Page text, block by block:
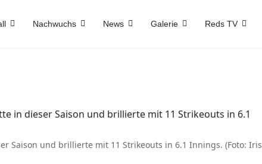
Nachwuchs News Galerie Reds TV
Saison und brillierte mit 11 Strikeouts in 6.1 Innings. (Foto: Iris